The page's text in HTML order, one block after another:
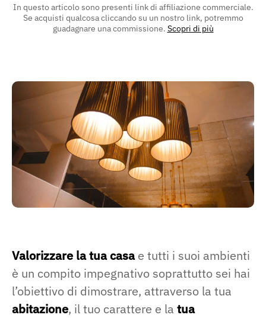
In questo articolo sono presenti link di affiliazione commerciale.
Se acquisti qualcosa cliccando su un nostro link, potremmo
guadagnare una commissione. Scopri di più
Valorizzare la tua casae tutti i suoi ambienti
è un compito impegnativo soprattutto sei hai
l’obiettivo di dimostrare, attraverso la tua
abitazione, il tuo carattere e la tua